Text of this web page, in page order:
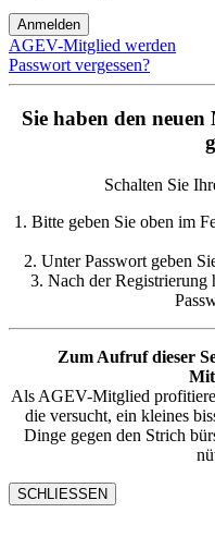
AGEV-Mitglied werden
Passwort vergessen?
Sie haben den
Schalten Sie
1. Bitte geben Sie oben im
2. Unter Passwort geben
3. Nach der
Zum Aufruf dieser
Als AGEV-Mitglied
die versucht, ein kleines
Dinge gegen den Strich
SCHLIESSEN